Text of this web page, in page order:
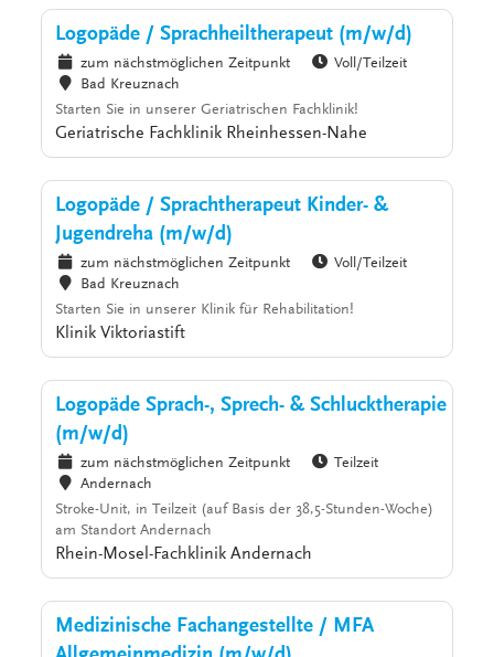
Logopäde / Sprachheiltherapeut (m/w/d)
zum nächstmöglichen Zeitpunkt
Voll/Teilzeit
Bad Kreuznach
Starten Sie in unserer Geriatrischen Fachklinik!
Geriatrische Fachklinik Rheinhessen-Nahe
Logopäde / Sprachtherapeut Kinder- &
Jugendreha (m/w/d)
zum nächstmöglichen Zeitpunkt
Voll/Teilzeit
Bad Kreuznach
Starten Sie in unserer Klinik für Rehabilitation!
Klinik Viktoriastift
Logopäde Sprach-, Sprech- & Schlucktherapie
(m/w/d)
zum nächstmöglichen Zeitpunkt
Teilzeit
Andernach
Stroke-Unit, in Teilzeit (auf Basis der 38,5-Stunden-Woche)
am Standort Andernach
Rhein-Mosel-Fachklinik Andernach
Medizinische Fachangestellte / MFA